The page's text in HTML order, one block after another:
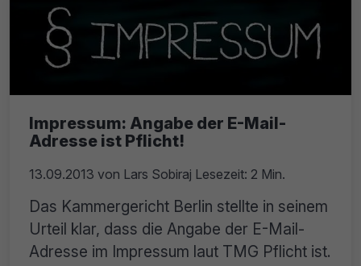
Impressum: Angabe der E-Mail-
Adresse ist Pflicht!
13.09.2013 von Lars Sobiraj Lesezeit: 2 Min.
Das Kammergericht Berlin stellte in seinem
Urteil klar, dass die Angabe der E-Mail-
Adresse im Impressum laut TMG Pflicht ist.